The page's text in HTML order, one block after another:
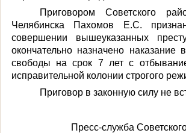
Приговором Советского
Челябинска Пахомов Е.С.
совершении вышеуказанных
окончательно назначено
свободы на срок 7 лет с
исправительной колонии строгого
Приговор в законную силу не
Пресс-служба